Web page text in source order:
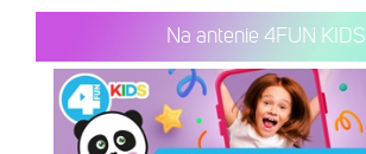
Na antenie 4FUN KIDS